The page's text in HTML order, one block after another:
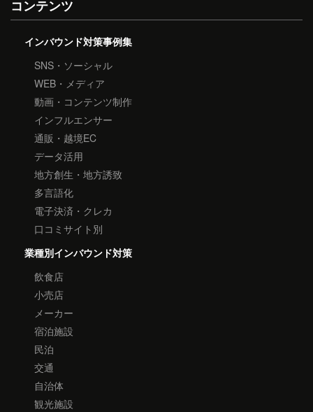
コンテンツ
インバウンド対策事例集
SNS・ソーシャル
WEB・メディア
動画・コンテンツ制作
インフルエンサー
通販・越境EC
データ活用
地方創生・地方誘致
多言語化
電子決済・クレカ
口コミサイト別
業種別インバウンド対策
飲食店
小売店
メーカー
宿泊施設
民泊
交通
自治体
観光施設